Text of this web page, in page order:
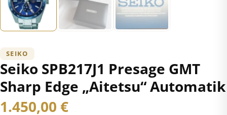
SEIKO
Seiko SPB217J1 Presage GMT
Sharp Edge „Aitetsu“ Automatik
1.450,00 €